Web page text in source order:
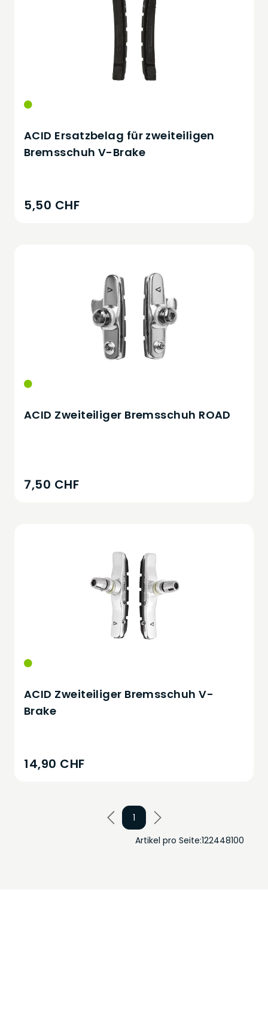
ACID Ersatzbelag für zweiteiligen
Bremsschuh V-Brake
5,50 CHF
ACID Zweiteiliger Bremsschuh ROAD
7,50 CHF
ACID Zweiteiliger Bremsschuh V-
Brake
14,90 CHF
1
Artikel pro Seite:122448100